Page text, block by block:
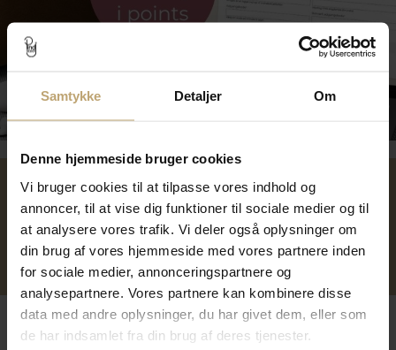
Samtykke Detaljer Om
Denne hjemmeside bruger cookies
Vi bruger cookies til at tilpasse vores indhold og
annoncer, til at vise dig funktioner til sociale medier og til
at analysere vores trafik. Vi deler også oplysninger om
din brug af vores hjemmeside med vores partnere inden
for sociale medier, annonceringspartnere og
analysepartnere. Vores partnere kan kombinere disse
data med andre oplysninger, du har givet dem, eller som
de har indsamlet fra din brug af deres tjenester.
Tilmeld dig kundeklubben
Over 40 års erfaring Mulighed for gravering
Personlig kundeservice
Reparation af smykker og
ure
Følg os